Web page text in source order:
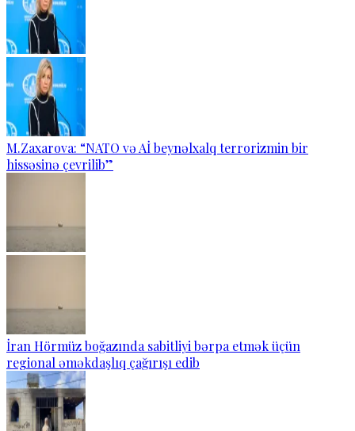
M.Zaxarova: “NATO və Aİ beynəlxalq terrorizmin bir
hissəsinə çevrilib”
İran Hörmüz boğazında sabitliyi bərpa etmək üçün
regional əməkdaşlıq çağırışı edib